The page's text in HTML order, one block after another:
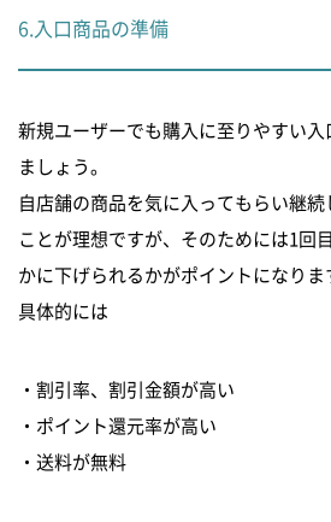
6.入口商品の準備
新規ユーザーでも購入に至りやすい入
ましょう。
自店舗の商品を気に入ってもらい継
ことが理想ですが、そのためには1回
かに下げられるかがポイントになりま
具体的には
・割引率、割引金額が高い
・ポイント還元率が高い
・送料が無料